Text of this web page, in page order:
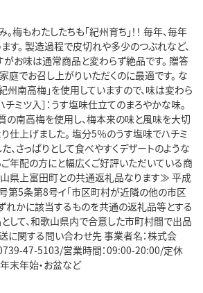
梅もわたしたちも「紀州育ち」！！ 毎年、毎年
す。 製造過程で皮切れや多少のつぶれなど、
お味は通常商品と変わらず絶品です。 贈答
庭でお召し上がりいただくのに最適です。 な
州南高梅」を使用していますので、味は変わら
チミツ入］：うす塩味仕立てのまろやかな味。
の南高梅を使用し、梅本来の味と風味を大切
仕上げました。 塩分5％のうす塩味でハチミ
、さっぱりとして食べやすくデザートのような
年配の方にと幅広くご好評いただいている商
山県上富田町との共通返礼品なります≫ 平成
第5条第8号イ「市区町村が近隣の他の市区
れかに該当するものを共通の返礼品等とする
して、和歌山県内で合意した市町村間で出品
に関する問い合わせ先 事業者名：株式会
47-5103/営業時間：09:00-20:00/定休
年末年始・お盆など